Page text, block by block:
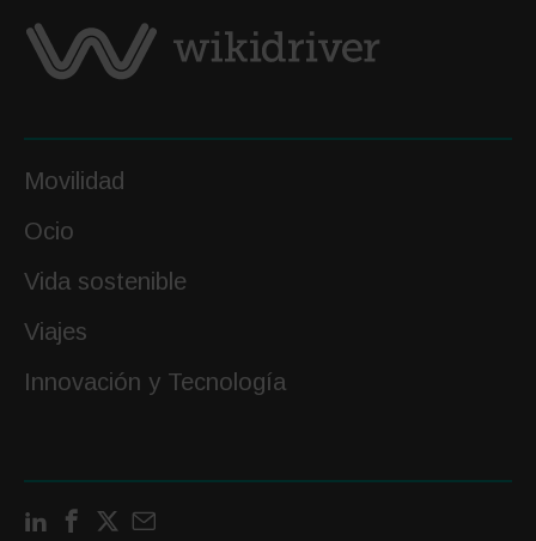
Movilidad
Ocio
Vida sostenible
Viajes
Innovación y Tecnología
LinkedIn
FacebookContactar